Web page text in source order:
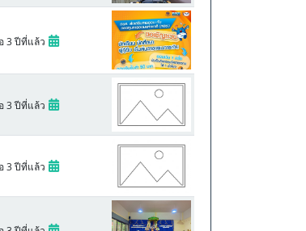
3 ปีที่แล้ว
3 ปีที่แล้ว
3 ปีที่แล้ว